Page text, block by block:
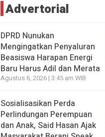
Advertorial
DPRD Nunukan
Mengingatkan Penyaluran
Beasiswa Harapan Energi
Baru Harus Adil dan Merata
Agustus 6, 2026 | 3:45 am WIB
Sosialisasikan Perda
Perlindungan Perempuan
dan Anak, Said Hasan Ajak